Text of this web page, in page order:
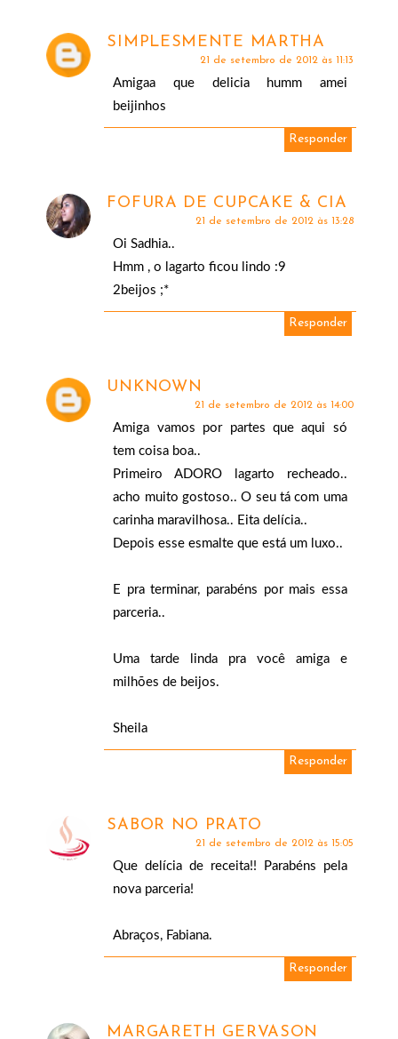
SIMPLESMENTE MARTHA
21 de setembro de 2012 às 11:13
Amigaa que delicia humm amei
beijinhos
Responder
FOFURA DE CUPCAKE & CIA
21 de setembro de 2012 às 13:28
Oi Sadhia..
Hmm , o lagarto ficou lindo :9
2beijos ;*
Responder
UNKNOWN
21 de setembro de 2012 às 14:00
Amiga vamos por partes que aqui só
tem coisa boa..
Primeiro ADORO lagarto recheado..
acho muito gostoso.. O seu tá com uma
carinha maravilhosa.. Eita delícia..
Depois esse esmalte que está um luxo..
E pra terminar, parabéns por mais essa
parceria..
Uma tarde linda pra você amiga e
milhões de beijos.
Sheila
Responder
SABOR NO PRATO
21 de setembro de 2012 às 15:05
Que delícia de receita!! Parabéns pela
nova parceria!
Abraços, Fabiana.
Responder
MARGARETH GERVASON